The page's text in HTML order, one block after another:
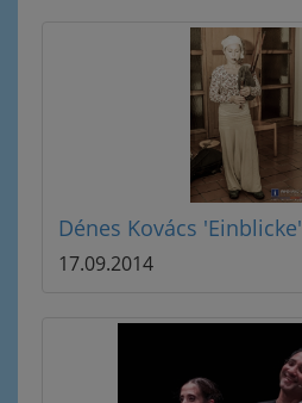
Dénes Kovács 'Einblicke'
17.09.2014